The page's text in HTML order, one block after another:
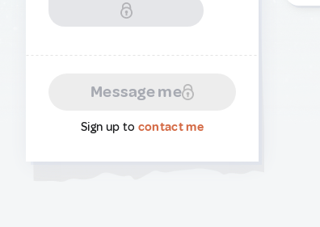
Message me
Sign up to contact me